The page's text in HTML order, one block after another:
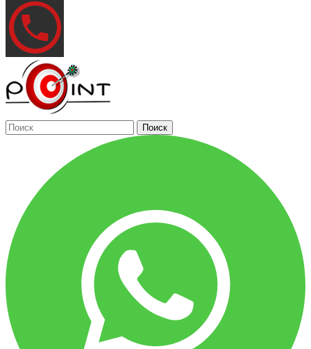
Поиск